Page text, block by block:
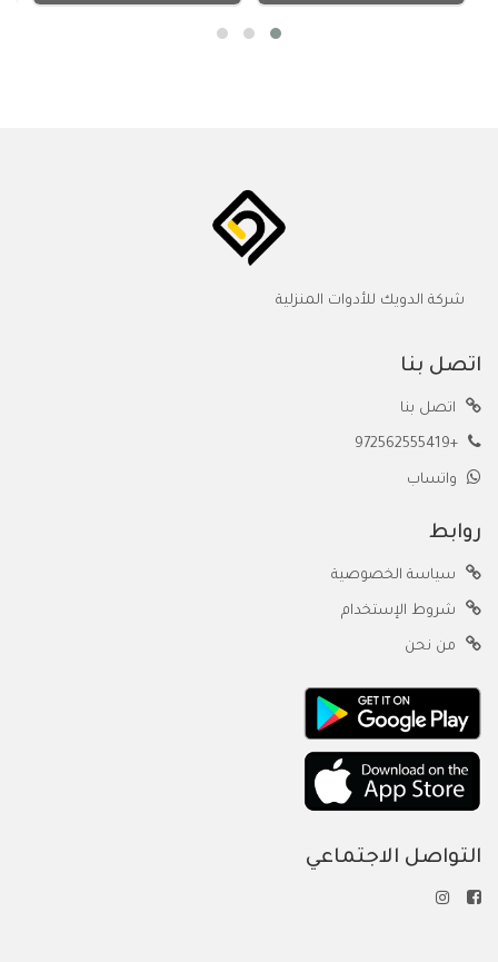
شركة الدويك للأدوات المنزلية
اتصل بنا
اتصل بنا
+972562555419
واتساب
روابط
سياسة الخصوصية
شروط الإستخدام
من نحن
التواصل الاجتماعي